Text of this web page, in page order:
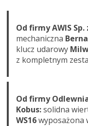
Od firmy AWIS Sp.
mechaniczna
klucz udarowy
z kompletnym
Od firmy
Kobus:solidna
WS16wyposażona